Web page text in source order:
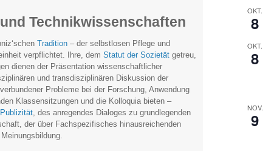
Technikwissenschaften
Tradition – der selbstlosen Pflege und
verpflichtet. Ihre, dem Statut der Sozietät getreu,
dienen der Präsentation wissenschaftlicher
und transdisziplinären Diskussion der
Probleme bei der Forschung, Anwendung
Klassensitzungen und die Kolloquia bieten –
, des anregendes Dialoges zu grundlegenden
der über Fachspezifisches hinausreichenden
OKT.
8
OKT.
8
NOV.
9